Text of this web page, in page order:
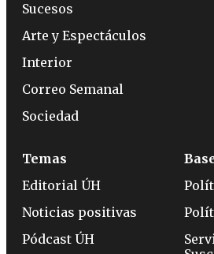
Sucesos
Arte y Espectáculos
Interior
Correo Semanal
Sociedad
Temas
Editorial ÚH
Noticias positivas
Pódcast ÚH